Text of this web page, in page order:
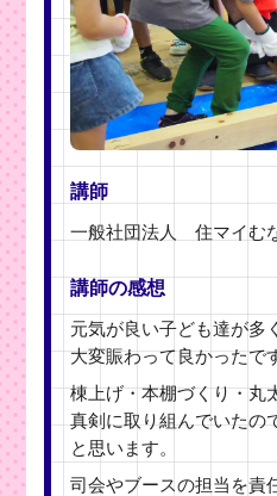
講師
一般社団法人 住マイむ
講師の感想
元気が良い子ども達が多
大変賑わって良かったで
棟上げ・本棚づくり・丸
真剣に取り組んでいたの
と思います。
司会やブースの担当を責